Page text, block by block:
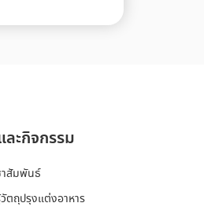
ละกิจกรรม
าสัมพันธ์
วัตถุปรุงแต่งอาหาร